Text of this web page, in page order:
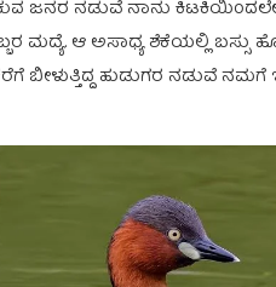
ಜನರ ನಡುವೆ ನಾನು
ಮದ್ಯೆ. ಆ ಅಸಾಧ್ಯ ಶೆಕೆಯಲ್ಲಿ ಬಸ್ಸು
ಹುಡುಗರ ನಡುವೆ ನಮಗೆ